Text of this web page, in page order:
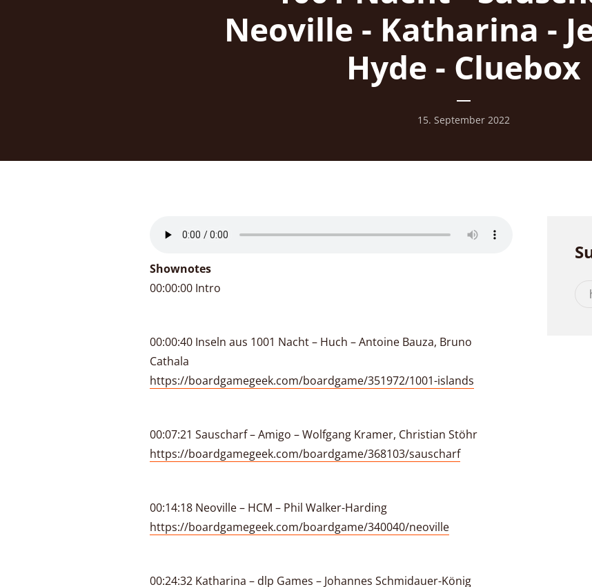
Neoville - Katharina -
Hyde - Cluebox
15. September 2022
Shownotes
00:00:00 Intro
00:00:40 Inseln aus 1001 Nacht – Huch – Antoine Bauza, Bruno
Cathala
https://boardgamegeek.com/boardgame/351972/1001-islands
00:07:21 Sauscharf – Amigo – Wolfgang Kramer, Christian Stöhr
https://boardgamegeek.com/boardgame/368103/sauscharf
00:14:18 Neoville – HCM – Phil Walker-Harding
https://boardgamegeek.com/boardgame/340040/neoville
00:24:32 Katharina – dlp Games – Johannes Schmidauer-König